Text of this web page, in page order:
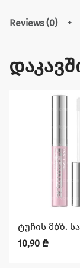
Reviews (0)
ტუჩის მბზ.
10,90 ₾